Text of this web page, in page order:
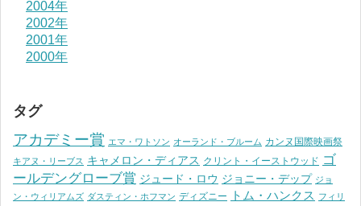
2004年
2002年
2001年
2000年
タグ
アカデミー賞 エマ・ワトソン オーランド・ブルーム カンヌ国際映画祭
キアヌ・リーブス キャメロン・ディアス クリント・イーストウッド ゴ
ールデングローブ賞 ジュード・ロウ ジョニー・デップ ジョ
ン・ウィリアムズ ダスティン・ホフマン ディズニー トム・ハンクス フィリ